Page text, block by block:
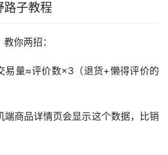
路子教程
你两招：
易量≈评价数×3（退货+懒得评价的
端商品详情页会显示这个数据，比销